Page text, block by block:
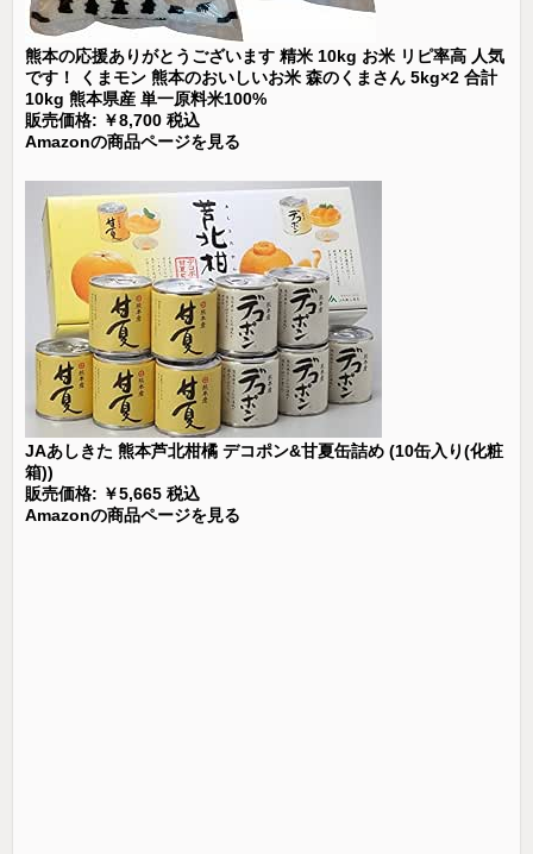
熊本の応援ありがとうございます 精米 10kg お米 リピ率高 人気
です！ くまモン 熊本のおいしいお米 森のくまさん 5kg×2 合計
10kg 熊本県産 単一原料米100%
販売価格: ￥8,700 税込
Amazonの商品ページを見る
JAあしきた 熊本芦北柑橘 デコポン&甘夏缶詰め (10缶入り(化粧
箱))
販売価格: ￥5,665 税込
Amazonの商品ページを見る